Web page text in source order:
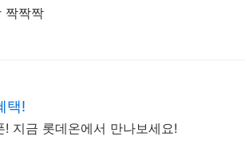
짝짝짝
택!
지금 롯데온에서 만나보세요!